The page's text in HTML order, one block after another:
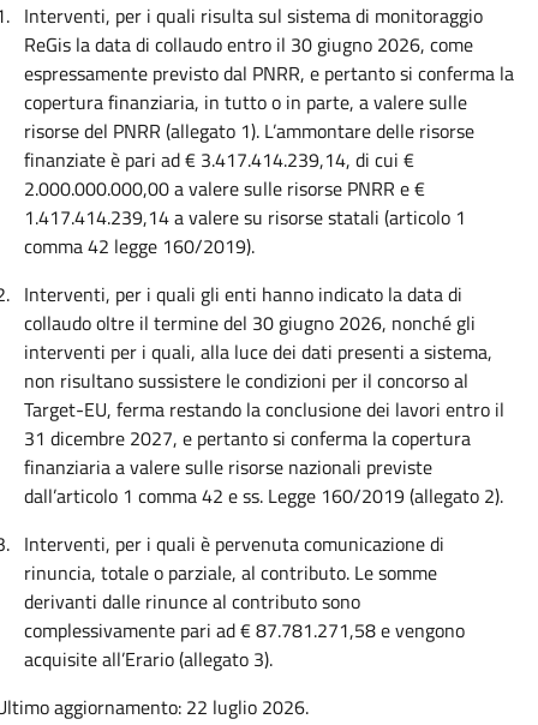
Interventi, per i quali risulta sul sistema di monitoraggio
ReGis la data di collaudo entro il 30 giugno 2026, come
espressamente previsto dal PNRR, e pertanto si conferma la
copertura finanziaria, in tutto o in parte, a valere sulle
risorse del PNRR (allegato 1). L’ammontare delle risorse
finanziate è pari ad € 3.417.414.239,14, di cui €
2.000.000.000,00 a valere sulle risorse PNRR e €
1.417.414.239,14 a valere su risorse statali (articolo 1
comma 42 legge 160/2019).
Interventi, per i quali gli enti hanno indicato la data di
collaudo oltre il termine del 30 giugno 2026, nonché gli
interventi per i quali, alla luce dei dati presenti a sistema,
non risultano sussistere le condizioni per il concorso al
Target-EU, ferma restando la conclusione dei lavori entro il
31 dicembre 2027, e pertanto si conferma la copertura
finanziaria a valere sulle risorse nazionali previste
dall’articolo 1 comma 42 e ss. Legge 160/2019 (allegato 2).
Interventi, per i quali è pervenuta comunicazione di
rinuncia, totale o parziale, al contributo. Le somme
derivanti dalle rinunce al contributo sono
complessivamente pari ad € 87.781.271,58 e vengono
acquisite all’Erario (allegato 3).
aggiornamento: 22 luglio 2026.